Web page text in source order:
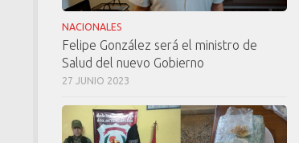
NACIONALES
Felipe González será el ministro de
Salud del nuevo Gobierno
27 JUNIO 2023